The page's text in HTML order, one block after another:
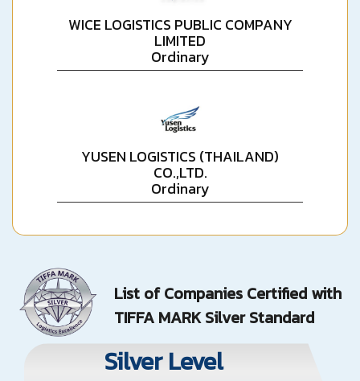
WICE LOGISTICS PUBLIC COMPANY
LIMITED
Ordinary
YUSEN LOGISTICS (THAILAND)
CO.,LTD.
Ordinary
List of Companies Certified with
TIFFA MARK Silver Standard
Silver Level